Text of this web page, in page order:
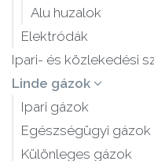
Alu huzalok
Elektródák
Ipari- és közlekedési
Linde gázok
Ipari gázok
Egészségügyi gázok
Különleges gázok